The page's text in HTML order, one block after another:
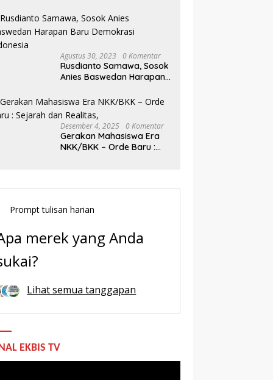
Tengah Dinamika Politik
Agraria
Agustus 30, 2023 0 Komentar
Rusdianto Samawa, Sosok
Anies Baswedan Harapan
Desember 4, 2025 0 Komentar
Gerakan Mahasiswa Era
NKK/BKK – Orde Baru :
Prompt tulisan harian
merek yang Anda
Lihat semua tanggapan
EKBIS TV